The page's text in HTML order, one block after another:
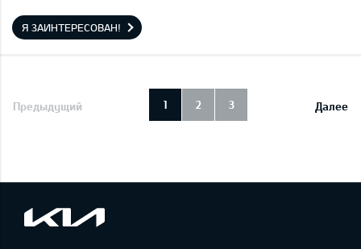
Я ЗАИНТЕРЕСОВАН!
Предыдущий Далее
1 2 3